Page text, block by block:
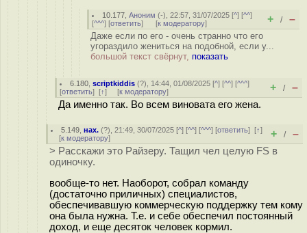
10.177 ,Аноним (-), 22:57, 31/07/2025 [^] [^^]
[^^^] [ответить] [к модератору] + / –
Даже если по его - очень странно что его
угораздило жениться на подобной, если у...
большой текст свёрнут, показать
6.180 ,scriptkiddis (?), 14:44, 01/08/2025 [^] [^^] [^^^]
[ответить] [↑] [к модератору] + / –
Да именно так. Во всем виновата его жена.
5.149 ,нах. (?), 21:49, 30/07/2025 [^] [^^] [^^^] [ответить][↑]
[к модератору] + / –
> Расскажи это Райзеру. Тащил чел целую FS в
одиночку.
вообще-то нет. Наоборот, собрал команду
(достаточно приличных) специалистов,
обеспечивавшую коммерческую поддержку тем кому
она была нужна. Т.е. и себе обеспечил постоянный
доход, и еще десяток человек кормил.